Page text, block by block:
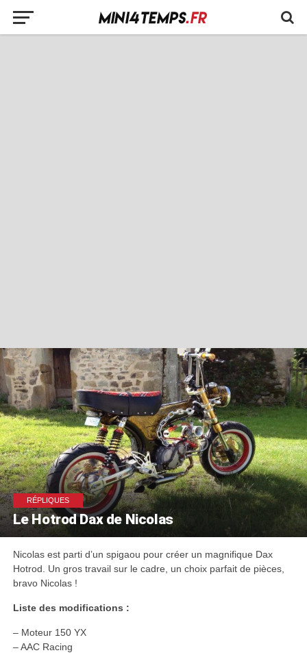
RÉPLIQUES
Le Hotrod Dax de Nicolas
Nicolas est parti d’un spigaou pour créer un magnifique Dax
Hotrod. Un gros travail sur le cadre, un choix parfait de pièces,
bravo Nicolas !
Liste des modifications :
– Moteur 150 YX
– AAC Racing